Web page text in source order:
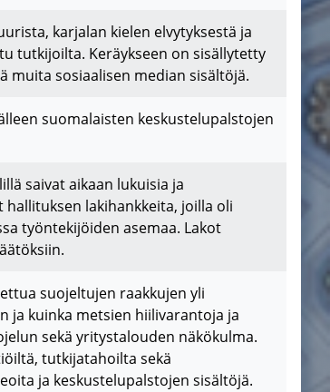
karjalan kielen elvytyksestä ja
tutkijoilta. Keräykseen on sisällytetty
muita sosiaalisen median sisältöjä.
suomalaisten keskustelupalstojen
saivat aikaan lukuisia ja
lakihankkeita, joilla oli
työntekijöiden asemaa. Lakot
suojeltujen raakkujen yli
ja kuinka metsien hiilivarantoja ja
sekä yritystalouden näkökulma.
tutkijatahoilta sekä
ja keskustelupalstojen sisältöjä.